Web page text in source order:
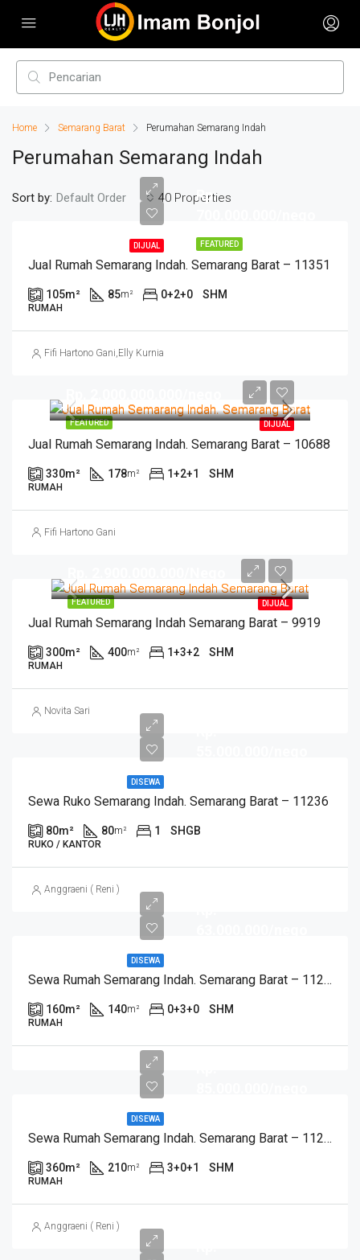
Home Semarang Barat Perumahan Semarang Indah
Perumahan Semarang Indah
40 Properties
Sort by: Default Order
FEATURED
DIJUAL
Rp.
Jual Rumah Semarang Indah. Semarang Barat – 11351
105m² 85m² 0+2+0 SHM
RUMAH
Fifi Hartono Gani,Elly Kurnia
FEATURED DIJUAL
Jual Rumah Semarang Indah. Semarang Barat – 10688
330m² 178m² 1+2+1 SHM
RUMAH
Fifi Hartono Gani
FEATURED DIJUAL
Jual Rumah Semarang Indah Semarang Barat – 9919
300m² 400m² 1+3+2 SHM
RUMAH
Novita Sari
DISEWA
Sewa Ruko Semarang Indah. Semarang Barat – 11236
80m² 80m² 1 SHGB
RUKO / KANTOR
Anggraeni ( Reni )
DISEWA
Sewa Rumah Semarang Indah. Semarang Barat – 11233
160m² 140m² 0+3+0 SHM
RUMAH
DISEWA
Sewa Rumah Semarang Indah. Semarang Barat – 11288
360m² 210m² 3+0+1 SHM
RUMAH
Anggraeni ( Reni )